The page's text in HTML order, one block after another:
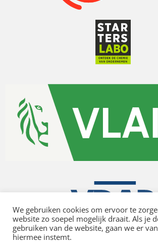
We gebruiken cookies om ervoor te
website zo soepel mogelijk draait. Als je
gebruiken van de website, gaan we er
hiermee instemt.